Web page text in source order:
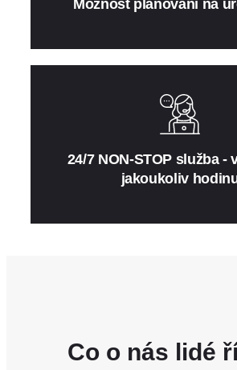
Možnost plánování na
24/7 NON-STOP služba -
jakoukoliv
Co o nás lidé